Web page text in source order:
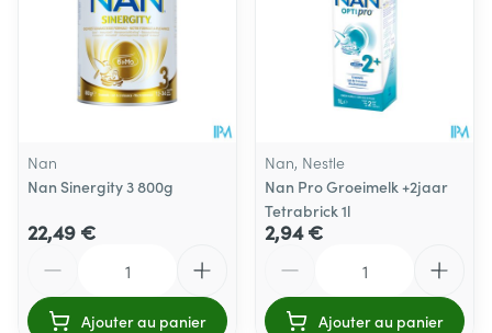
Nan
Nan Sinergity 3 800g
22,49 €
Ajouter au panier
Nan, Nestle
Nan Pro Groeimelk +2jaar
Tetrabrick 1l
2,94 €
Ajouter au panier